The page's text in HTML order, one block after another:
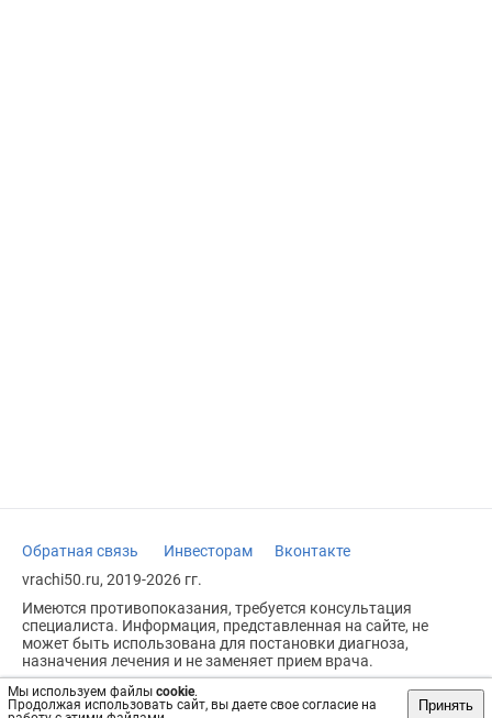
Мы используем файлы cookie.
Продолжая использовать сайт, вы даете свое согласие на
Принять
Обратная связь Инвесторам
Вконтакте
vrachi50.ru, 2019-2026 гг.
Имеются противопоказания, требуется консультация
специалиста. Информация, представленная на сайте, не
может быть использована для постановки диагноза,
назначения лечения и не заменяет прием врача.
Возрастное ограничение: 18+